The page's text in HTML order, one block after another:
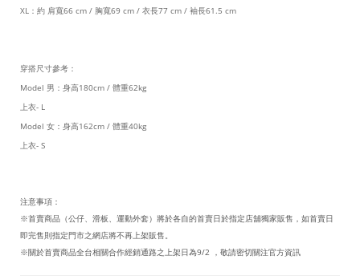
XL：約 肩寬66 cm / 胸寬69 cm / 衣長77 cm / 袖長61.5 cm
穿搭尺寸參考：
Model 男：身高180cm / 體重62kg
上衣- L
Model 女：身高162cm / 體重40kg
上衣- S
注意事項：
※首賣商品（公仔、滑板、運動外套）將於各自的首賣日於指定店舖獨家販售，如首賣日
即完售則指定門市之網店將不再上架販售。
※關於首賣商品全台相關合作經銷通路之上架日為9/2 ，敬請密切關注官方資訊